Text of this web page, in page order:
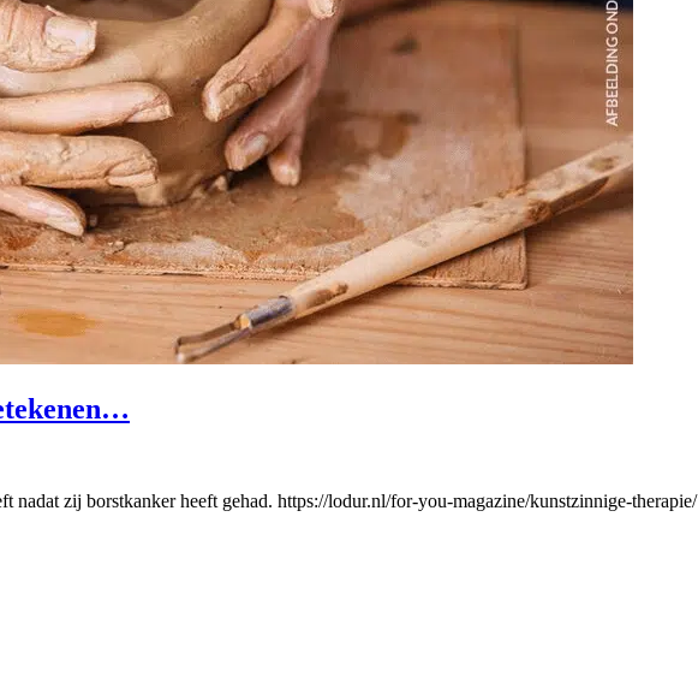
nadat zij borstkanker heeft gehad. https://lodur.nl/for-you-magazine/kunstzinnige-therapie/